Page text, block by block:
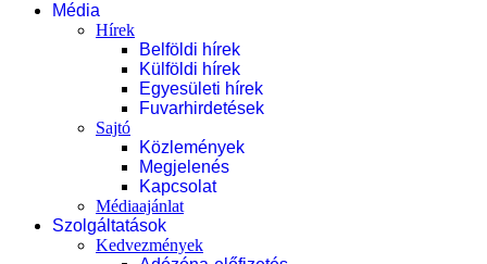
Média
Hírek
Belföldi hírek
Külföldi hírek
Egyesületi hírek
Fuvarhirdetések
Sajtó
Közlemények
Megjelenés
Kapcsolat
Médiaajánlat
Szolgáltatások
Kedvezmények